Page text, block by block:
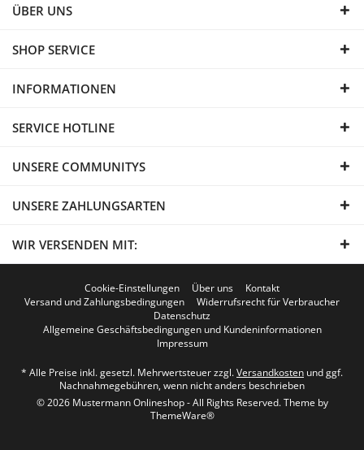
ÜBER UNS
SHOP SERVICE
INFORMATIONEN
SERVICE HOTLINE
UNSERE COMMUNITYS
UNSERE ZAHLUNGSARTEN
WIR VERSENDEN MIT:
Cookie-Einstellungen Über uns
Kontakt
Versand und Zahlungsbedingungen
Widerrufsrecht für Verbraucher
Datenschutz
Allgemeine Geschäftsbedingungen und Kundeninformationen
Impressum
* Alle Preise inkl. gesetzl. Mehrwertsteuer zzgl.Versandkosten und ggf.
Nachnahmegebühren, wenn nicht anders beschrieben
© 2026 Mustermann Onlineshop - All Rights Reserved. Theme by
ThemeWare®